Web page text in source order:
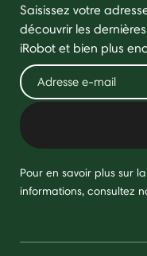
Saisissez votre
découvrir les
iRobot et bien plus
Pour en savoir plus sur
informations, consultez